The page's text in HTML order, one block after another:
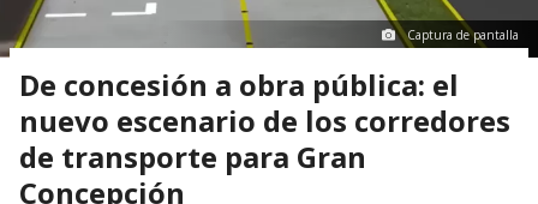
Captura de pantalla
De concesión a obra pública: el
nuevo escenario de los corredores
de transporte para Gran
Concepción